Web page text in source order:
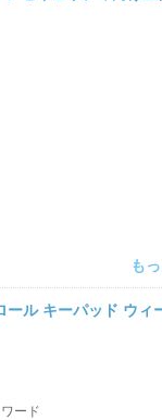
も
ル キーパッド ウ
ード